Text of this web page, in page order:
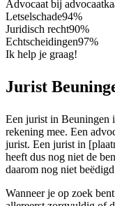
Advocaat bij
Letselschade94%
Juridisch recht90%
Echtscheidingen97%
Ik help je graag!
Jurist
Een jurist in Beuningen
rekening mee. Een
jurist. Een jurist in
heeft dus nog niet de
daarom nog niet
Wanneer je op zoek